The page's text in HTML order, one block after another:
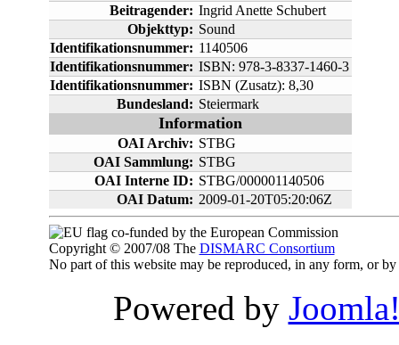
Beitragender: Ingrid Anette Schubert
Objekttyp: Sound
Identifikationsnummer: 1140506
Identifikationsnummer: ISBN: 978-3-8337-1460-3
Identifikationsnummer: ISBN (Zusatz): 8,30
Bundesland: Steiermark
Information
OAI Archiv: STBG
OAI Sammlung: STBG
OAI Interne ID: STBG/000001140506
OAI Datum: 2009-01-20T05:20:06Z
co-funded by the European Commission
Copyright © 2007/08 The DISMARC Consortium
No part of this website may be reproduced, in any form, or
Powered by